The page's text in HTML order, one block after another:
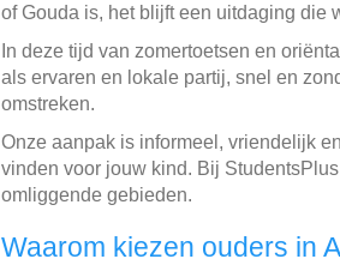
of Gouda is, het blijft een uitdaging die
In deze tijd van zomertoetsen en
als ervaren en lokale partij, snel en
omstreken.
Onze aanpak is informeel, vriendelijk
vinden voor jouw kind. Bij
omliggende gebieden.
Waarom kiezen ouders in